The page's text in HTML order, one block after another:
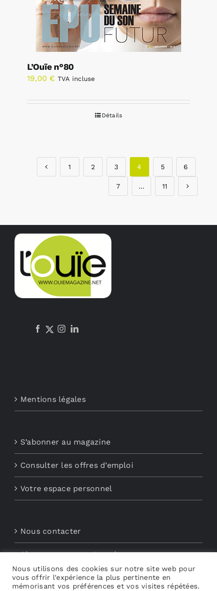
L’Ouïe n°80
19,00 € TVA incluse
Détails
1 2 3 4 5 6
7 … 11
Mentions légales
S’abonner au magazine
Consulter les offres d’emploi
Votre espace personnel
Nous contacter
Abonnements aux Newsletters
Découvrez My Audio
Nous utilisons des cookies sur notre site web pour
vous offrir l'expérience la plus pertinente en
mémorisant vos préférences et vos visites répétées.